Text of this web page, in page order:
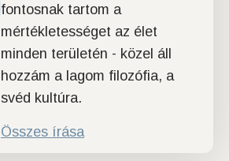
fontosnak tartom a
mértékletességet az élet
minden területén - közel áll
hozzám a lagom filozófia, a
svéd kultúra.
Összes írása